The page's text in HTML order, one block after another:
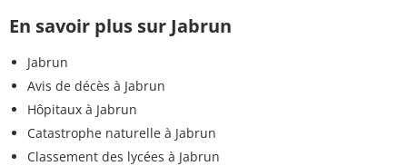
En savoir plus sur Jabrun
Jabrun
Avis de décès à Jabrun
Hôpitaux à Jabrun
Catastrophe naturelle à Jabrun
Classement des lycées à Jabrun